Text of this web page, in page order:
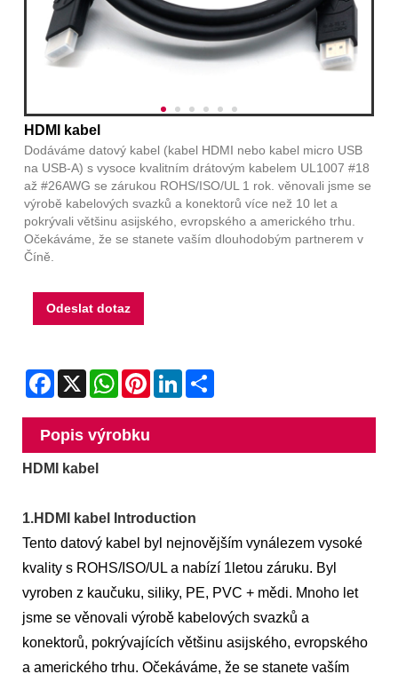
HDMI kabel
Dodáváme datový kabel (kabel HDMI nebo kabel micro USB
na USB-A) s vysoce kvalitním drátovým kabelem UL1007 #18
až #26AWG se zárukou ROHS/ISO/UL 1 rok. věnovali jsme se
výrobě kabelových svazků a konektorů více než 10 let a
pokrývali většinu asijského, evropského a amerického trhu.
Očekáváme, že se stanete vaším dlouhodobým partnerem v
Číně.
Odeslat dotaz
Facebook
X WhatsAppPinterestLinkedIn
Popis výrobku
HDMI kabel
1.HDMI kabel Introduction
Tento datový kabel byl nejnovějším vynálezem vysoké
kvality s ROHS/ISO/UL a nabízí 1letou záruku. Byl
vyroben z kaučuku, siliky, PE, PVC + mědi. Mnoho let
jsme se věnovali výrobě kabelových svazků a
konektorů, pokrývajících většinu asijského, evropského
a amerického trhu. Očekáváme, že se stanete vaším